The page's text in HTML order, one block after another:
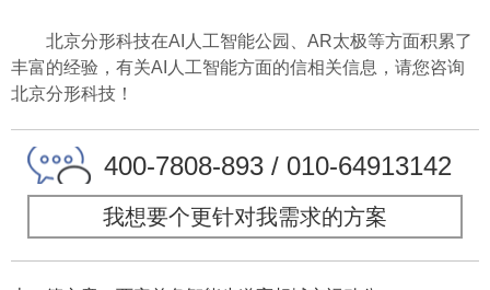
北京分形科技在AI人工智能公园、AR太极等方面积累了
丰富的经验，有关AI人工智能方面的信相关信息，请您咨询
北京分形科技 ！
400-7808-893 / 010-64913142
我想要个更针对我需求的方案